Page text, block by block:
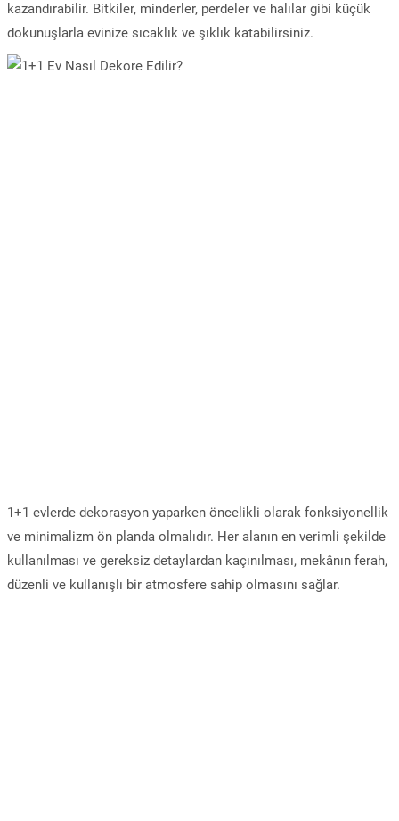
kazandırabilir. Bitkiler, minderler, perdeler ve halılar gibi küçük
dokunuşlarla evinize sıcaklık ve şıklık katabilirsiniz.
1+1 evlerde dekorasyon yaparken öncelikli olarak fonksiyonellik
ve minimalizm ön planda olmalıdır. Her alanın en verimli şekilde
kullanılması ve gereksiz detaylardan kaçınılması, mekânın ferah,
düzenli ve kullanışlı bir atmosfere sahip olmasını sağlar.